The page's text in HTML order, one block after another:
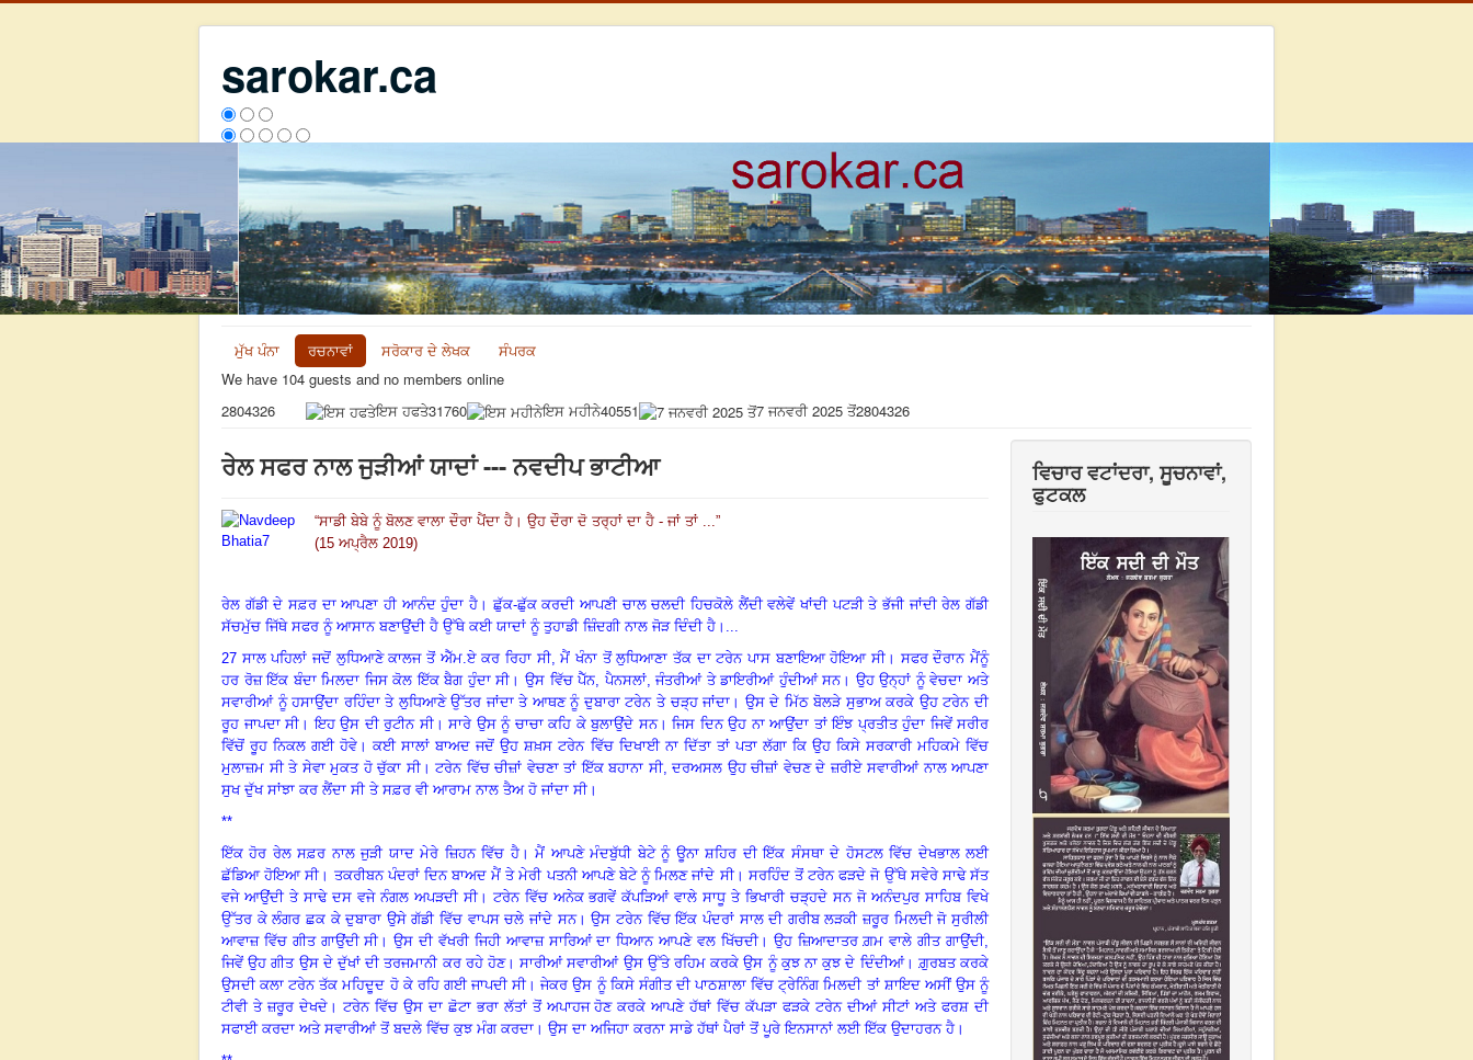
sarokar.ca
ਮੁੱਖ ਪੰਨਾ ਰਚਨਾਵਾਂ ਸਰੋਕਾਰ ਦੇ ਲੇਖਕ
ਸੰਪਰਕ
We have 104 guests and no members online
2804326
ਇਸ ਹਫਤੇ31760 ਇਸ ਮਹੀਨੇ40551 7 ਜਨਵਰੀ 2025 ਤੋਂ2804326
ਰੇਲ ਸਫਰ ਨਾਲ ਜੁੜੀਆਂ ਯਾਦਾਂ --- ਨਵਦੀਪ ਭਾਟੀਆ
“ਸਾਡੀ ਬੇਬੇ ਨੂੰ ਬੋਲਣ ਵਾਲਾ ਦੌਰਾ ਪੈਂਦਾ ਹੈ । ਉਹ ਦੌਰਾ ਦੋ ਤਰ੍ਹਾਂ ਦਾ ਹੈ - ਜਾਂ ਤਾਂ ... ”
(15 ਅਪ੍ਰੈਲ 2019)
ਰੇਲ ਗੱਡੀ ਦੇ ਸਫ਼ਰ ਦਾ ਆਪਣਾ ਹੀ ਆਨੰਦ ਹੁੰਦਾ ਹੈ । ਛੁੱਕ-ਛੁੱਕ ਕਰਦੀ ਆਪਣੀ ਚਾਲ ਚਲਦੀ ਹਿਚਕੋਲੇ ਲੈਂਦੀ ਵਲੇਵੇਂ ਖਾਂਦੀ ਪਟੜੀ ਤੇ ਭੱਜੀ ਜਾਂਦੀ ਰੇਲ ਗੱਡੀ
ਸੱਚਮੁੱਚ ਜਿੱਥੇ ਸਫਰ ਨੂੰ ਆਸਾਨ ਬਣਾਉਂਦੀ ਹੈ ਉੱਥੇ ਕਈ ਯਾਦਾਂ ਨੂੰ ਤੁਹਾਡੀ ਜ਼ਿੰਦਗੀ ਨਾਲ ਜੋੜ ਦਿੰਦੀ ਹੈ ।
27 ਸਾਲ ਪਹਿਲਾਂ ਜਦੋਂ ਲੁਧਿਆਣੇ ਕਾਲਜ ਤੋਂ ਐੱਮ.ਏ ਕਰ ਰਿਹਾ ਸੀ,ਮੈਂ ਖੰਨਾ ਤੋਂ ਲੁਧਿਆਣਾ ਤੱਕ ਦਾ ਟਰੇਨ ਪਾਸ ਬਣਾਇਆ ਹੋਇਆ ਸੀ । ਸਫਰ ਦੌਰਾਨ ਮੈਂਨੂੰ
ਹਰ ਰੋਜ਼ ਇੱਕ ਬੰਦਾ ਮਿਲਦਾ ਜਿਸ ਕੋਲ ਇੱਕ ਬੈਗ ਹੁੰਦਾ ਸੀ । ਉਸ ਵਿੱਚ ਪੈੱਨ , ਪੈਨਸਲਾਂ, ਜੰਤਰੀਆਂ ਤੇ ਡਾਇਰੀਆਂ ਹੁੰਦੀਆਂ ਸਨ । ਉਹ ਉਨ੍ਹਾਂ ਨੂੰ ਵੇਚਦਾ ਅਤੇ
ਸਵਾਰੀਆਂ ਨੂੰ ਹਸਾਉਂਦਾ ਰਹਿੰਦਾ ਤੇ ਲੁਧਿਆਣੇ ਉੱਤਰ ਜਾਂਦਾ ਤੇ ਆਥਣ ਨੂੰ ਦੁਬਾਰਾ ਟਰੇਨ ਤੇ ਚੜ੍ਹ ਜਾਂਦਾ । ਉਸ ਦੇ ਮਿੱਠ ਬੋਲੜੇ ਸੁਭਾਅ ਕਰਕੇ ਉਹ ਟਰੇਨ ਦੀ
ਰੂਹ ਜਾਪਦਾ ਸੀ ।ਇਹ ਉਸ ਦੀ ਰੁਟੀਨ ਸੀ। ਸਾਰੇ ਉਸ ਨੂੰ ਚਾਚਾ ਕਹਿ ਕੇ ਬੁਲਾਉਂਦੇ ਸਨ। ਜਿਸ ਦਿਨ ਉਹ ਨਾ ਆਉਂਦਾ ਤਾਂ ਇੰਝ ਪ੍ਰਤੀਤ ਹੁੰਦਾ ਜਿਵੇਂ ਸਰੀਰ
ਵਿੱਚੋਂ ਰੂਹ ਨਿਕਲ ਗਈ ਹੋਵੇ ।ਕਈ ਸਾਲਾਂ ਬਾਅਦ ਜਦੋਂ ਉਹ ਸ਼ਖ਼ਸ ਟਰੇਨ ਵਿੱਚ ਦਿਖਾਈ ਨਾ ਦਿੱਤਾ ਤਾਂ ਪਤਾ ਲੱਗਾ ਕਿ ਉਹ ਕਿਸੇ ਸਰਕਾਰੀ ਮਹਿਕਮੇ ਵਿੱਚ
ਮੁਲਾਜ਼ਮ ਸੀ ਤੇ ਸੇਵਾ ਮੁਕਤ ਹੋ ਚੁੱਕਾ ਸੀ। ਟਰੇਨ ਵਿੱਚ ਚੀਜ਼ਾਂ ਵੇਚਣਾ ਤਾਂ ਇੱਕ ਬਹਾਨਾ ਸੀ, ਦਰਅਸਲ ਉਹ ਚੀਜ਼ਾਂ ਵੇਚਣ ਦੇ ਜ਼ਰੀਏ ਸਵਾਰੀਆਂ ਨਾਲ ਆਪਣਾ
ਸੁਖ ਦੁੱਖ ਸਾਂਝਾ ਕਰ ਲੈਂਦਾ ਸੀ ਤੇ ਸਫ਼ਰ ਵੀ ਆਰਾਮ ਨਾਲ ਤੈਅ ਹੋ ਜਾਂਦਾ ਸੀ ।
**
ਇੱਕ ਹੋਰ ਰੇਲ ਸਫ਼ਰ ਨਾਲ ਜੁੜੀ ਯਾਦ ਮੇਰੇ ਜ਼ਿਹਨ ਵਿੱਚ ਹੈ।ਮੈਂ ਆਪਣੇ ਮੰਦਬੁੱਧੀ ਬੇਟੇ ਨੂੰ ਊਨਾ ਸ਼ਹਿਰ ਦੀ ਇੱਕ ਸੰਸਥਾ ਦੇ ਹੋਸਟਲ ਵਿੱਚ ਦੇਖਭਾਲ ਲਈ
ਛੱਡਿਆ ਹੋਇਆ ਸੀ। ਤਕਰੀਬਨ ਪੰਦਰਾਂ ਦਿਨ ਬਾਅਦ ਮੈਂ ਤੇ ਮੇਰੀ ਪਤਨੀ ਆਪਣੇ ਬੇਟੇ ਨੂੰ ਮਿਲਣ ਜਾਂਦੇ ਸੀ। ਸਰਹਿੰਦ ਤੋਂ ਟਰੇਨ ਫੜਦੇ ਜੋ ਉੱਥੇ ਸਵੇਰੇ ਸਾਢੇ ਸੱਤ
ਵਜੇ ਆਉਂਦੀ ਤੇ ਸਾਢੇ ਦਸ ਵਜੇ ਨੰਗਲ ਅਪੜਦੀ ਸੀ। ਟਰੇਨ ਵਿੱਚ ਅਨੇਕ ਭਗਵੇਂ ਕੱਪੜਿਆਂ ਵਾਲੇ ਸਾਧੂ ਤੇ ਭਿਖਾਰੀ ਚੜ੍ਹਦੇ ਸਨ ਜੋ ਅਨੰਦਪੁਰ ਸਾਹਿਬ ਵਿਖੇ
ਉੱਤਰ ਕੇ ਲੰਗਰ ਛਕ ਕੇ ਦੁਬਾਰਾ ਉਸੇ ਗੱਡੀ ਵਿੱਚ ਵਾਪਸ ਚਲੇ ਜਾਂਦੇ ਸਨ।ਉਸ ਟਰੇਨ ਵਿੱਚ ਇੱਕ ਪੰਦਰਾਂ ਸਾਲ ਦੀ ਗਰੀਬ ਲੜਕੀ ਜ਼ਰੂਰ ਮਿਲਦੀ ਜੋ ਸੁਰੀਲੀ
ਆਵਾਜ਼ ਵਿੱਚ ਗੀਤ ਗਾਉਂਦੀ ਸੀ। ਉਸ ਦੀ ਵੱਖਰੀ ਜਿਹੀ ਆਵਾਜ਼ ਸਾਰਿਆਂ ਦਾ ਧਿਆਨ ਆਪਣੇ ਵਲ ਖਿੱਚਦੀ। ਉਹ ਜ਼ਿਆਦਾਤਰ ਗ਼ਮ ਵਾਲੇ ਗੀਤ ਗਾਉਂਦੀ,
ਜਿਵੇਂ ਉਹ ਗੀਤ ਉਸ ਦੇ ਦੁੱਖਾਂ ਦੀ ਤਰਜਮਾਨੀ ਕਰ ਰਹੇ ਹੋਣ।ਸਾਰੀਆਂ ਸਵਾਰੀਆਂ ਉਸ ਉੱਤੇ ਰਹਿਮ ਕਰਕੇ ਉਸ ਨੂੰ ਕੁਝ ਨਾ ਕੁਝ ਦੇ ਦਿੰਦੀਆਂ। ਗ਼ੁਰਬਤ ਕਰਕੇ
ਉਸਦੀ ਕਲਾ ਟਰੇਨ ਤੱਕ ਮਹਿਦੂਦ ਹੋ ਕੇ ਰਹਿ ਗਈ ਜਾਪਦੀ ਸੀ।ਜੇਕਰ ਉਸ ਨੂੰ ਕਿਸੇ ਸੰਗੀਤ ਦੀ ਪਾਠਸ਼ਾਲਾ ਵਿੱਚ ਟ੍ਰੇਨਿੰਗ ਮਿਲਦੀ ਤਾਂ ਸ਼ਾਇਦ ਅਸੀਂ ਉਸ ਨੂੰ
ਟੀਵੀ ਤੇ ਜ਼ਰੂਰ ਦੇਖਦੇ। ਟਰੇਨ ਵਿੱਚ ਉਸ ਦਾ ਛੋਟਾ ਭਰਾ ਲੱਤਾਂ ਤੋਂ ਅਪਾਹਜ ਹੋਣ ਕਰਕੇ ਆਪਣੇ ਹੱਥਾਂ ਵਿੱਚ ਕੱਪੜਾ ਫੜਕੇ ਟਰੇਨ ਦੀਆਂ ਸੀਟਾਂ ਅਤੇ ਫਰਸ਼ ਦੀ
ਸਫਾਈ ਕਰਦਾ ਅਤੇ ਸਵਾਰੀਆਂ ਤੋਂ ਬਦਲੇ ਵਿੱਚ ਕੁਝ ਮੰਗ ਕਰਦਾ । ਉਸ ਦਾ ਅਜਿਹਾ ਕਰਨਾ ਸਾਡੇ ਹੱਥਾਂ ਪੈਰਾਂ ਤੋਂ ਪੂਰੇ ਇਨਸਾਨਾਂ ਲਈ ਇੱਕ ਉਦਾਹਰਨ ਹੈ ।
ਵਿਚਾਰ ਵਟਾਂਦਰਾ, ਸੂਚਨਾਵਾਂ,
ਫੁਟਕਲ